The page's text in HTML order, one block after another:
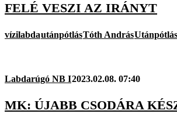
FELÉ VESZI AZ IRÁNYT
vízilabdautánpótlásTóth András
Labdarúgó NB I2023.02.08. 07:40
MK: ÚJABB CSODÁRA